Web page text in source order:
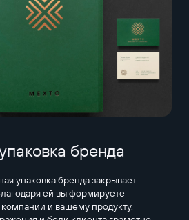
бренда
упаковка бренда закрывает
ей вы формируете
и вашему продукту,